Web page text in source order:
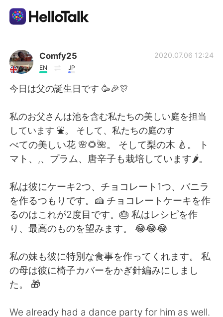
Dil Değişimi Uygulaması
AI Grammar Checker
English 简体中文
العربية Français
Deutsch 日本語
한국어 Русский
ไทย Indonesia
Comfy25
EN JP
2020.07.06 12:24
今日は父の誕生日です 🥳🎉🎊
私のお父さんは池を含む私たちの美しい庭を担当
しています ⛲。 そして、私たちの庭のす
べての美しい花 🌸🌻🌺。 そして梨の木 🍐。 ト
マト、,、プラム、唐辛子も栽培しています🌶。
私は彼にケーキ2つ、チョコレート1つ、バニラ
を作るつもりです。🍰 チョコレートケーキを作
るのはこれが2度目です。🎂 私はレシピを作
り、最高のものを望みます。 😂😂😂
私の妹も彼に特別な食事を作ってくれます。 私
の母は彼に椅子カバーをかぎ針編みにしまし
た。 🎁
We already had a dance party for him as well.